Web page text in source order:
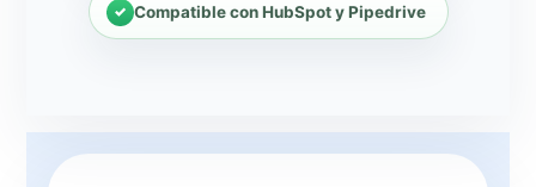
Compatible con HubSpot y Pipedrive